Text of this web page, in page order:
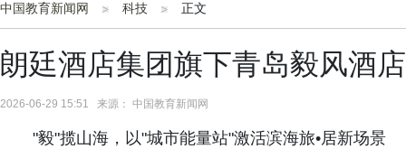
中国教育新闻网 科技 正文
朗廷酒店集团旗下青岛毅风酒
2026-06-29 15:51 来源： 中国教育新闻网
"毅"揽山海，以"城市能量站"激活滨海旅•居新场景